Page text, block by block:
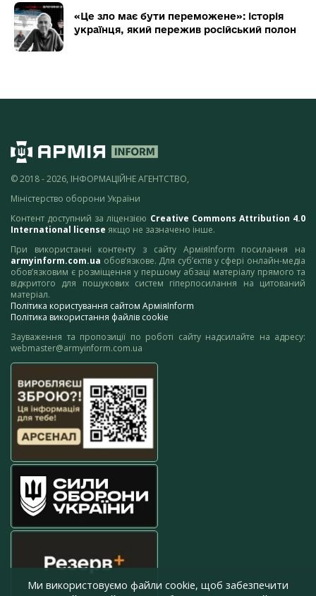
«Це зло має бути переможене»: історія
українця, який пережив російський полон
© 2018 - 2026, ІНФОРМАЦІЙНЕ АГЕНТСТВО,
Міністерство оборони України
Контент доступний за ліцензією Creative Commons Attribution 4.0
International license якщо не зазначено інше.
При використанні контенту з сайту АрміяInform посилання на
armyinform.com.ua обов’язкове. Для суб’єктів у сфері онлайн-медіа
обов’язковим є розміщення у першому абзаці матеріалу прямого та
відкритого для пошукових систем гіперпосилання на цитований
матеріал.
Політика користування сайтом АрміяInform
Політика використання файлів cookie
Зауваження та пропозиції по роботі сайту надсилайте на адресу:
webmaster@armyinform.com.ua
Ми використовуємо файли cookie, щоб забезпечити